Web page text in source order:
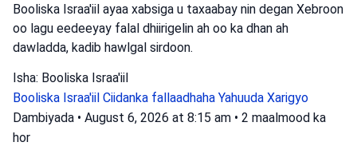
Booliska Israa'iil ayaa xabsiga u taxaabay nin degan Xebroon
oo lagu eedeeyay falal dhiirigelin ah oo ka dhan ah
dawladda, kadib hawlgal sirdoon.
Isha: Booliska Israa'iil
Booliska Israa'iil Ciidanka fallaadhaha Yahuuda Xarigyo
Dambiyada • August 6, 2026 at 8:15 am • 2 maalmood ka
hor